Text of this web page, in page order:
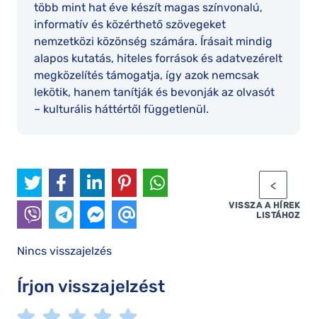
több mint hat éve készít magas színvonalú,
informatív és közérthető szövegeket
nemzetközi közönség számára. Írásait mindig
alapos kutatás, hiteles források és adatvezérelt
megközelítés támogatja, így azok nemcsak
lekötik, hanem tanítják és bevonják az olvasót
– kulturális háttértől függetlenül.
VISSZA A HÍREK
LISTÁHOZ
Nincs visszajelzés
Írjon visszajelzést